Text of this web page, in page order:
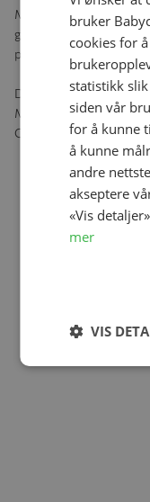
Med skandinavis
gjør at produktene tar
på barnerommet.
Dimensions: 87x87
Material: Velvet
Color: Pink Candy
bruker
cookies for
statistikk
siden vår
for å kunne
å kunne
andre
akseptere
«Vis
mer
VIS